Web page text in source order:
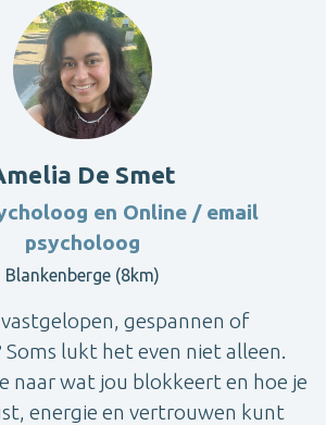
De Smet
en Online / email
psycholoog
Blankenberge (8km)
vastgelopen, gespannen of
lukt het even niet alleen.
naar wat jou blokkeert en hoe je
energie en vertrouwen kunt